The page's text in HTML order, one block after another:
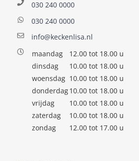
030 240 0000
030 240 0000
info@keckenlisa.nl
maandag
12.00 tot 18.00 u
dinsdag
10.00 tot 18.00 u
woensdag 10.00 tot 18.00 u
donderdag10.00 tot 18.00 u
vrijdag
10.00 tot 18.00 u
zaterdag
10.00 tot 18.00 u
zondag
12.00 tot 17.00 u